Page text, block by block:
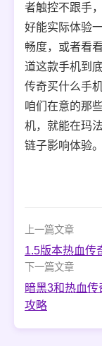
者触控不跟手
好能实际体验
畅度，或者看
道这款手机到
传奇买什么手
咱们在意的那
机，就能在玛
链子影响体验。
上一篇文章
1.5版本热血传
下一篇文章
暗黑3和热血
攻略